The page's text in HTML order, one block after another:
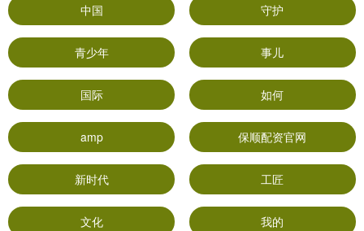
中国 守护
青少年 事儿
国际 如何
amp 保顺配资官网
新时代 工匠
文化 我的